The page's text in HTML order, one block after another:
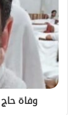
وفاة